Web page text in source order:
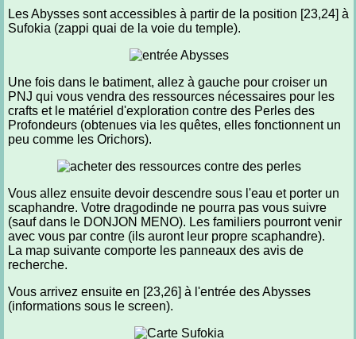
Les Abysses sont accessibles à partir de la position [23,24] à
Sufokia (zappi quai de la voie du temple).
Une fois dans le batiment, allez à gauche pour croiser un
PNJ qui vous vendra des ressources nécessaires pour les
crafts et le matériel d'exploration contre des Perles des
Profondeurs (obtenues via les quêtes, elles fonctionnent un
peu comme les Orichors).
Vous allez ensuite devoir descendre sous l'eau et porter un
scaphandre. Votre dragodinde ne pourra pas vous suivre
(sauf dans le DONJON MENO). Les familiers pourront venir
avec vous par contre (ils auront leur propre scaphandre).
La map suivante comporte les panneaux des avis de
recherche.
Vous arrivez ensuite en [23,26] à l'entrée des Abysses
(informations sous le screen).